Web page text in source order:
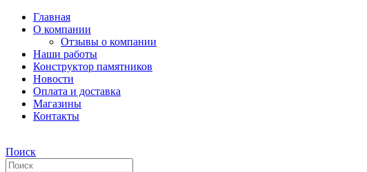
Главная
О компании
Отзывы о компании
Наши работы
Конструктор памятников
Новости
Оплата и доставка
Магазины
Контакты
Поиск